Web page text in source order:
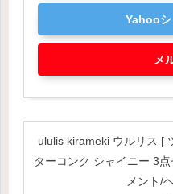
Yahooシ
メ
ululis kirameki ウルリス [
ターコンク シャイニー 3
メント/